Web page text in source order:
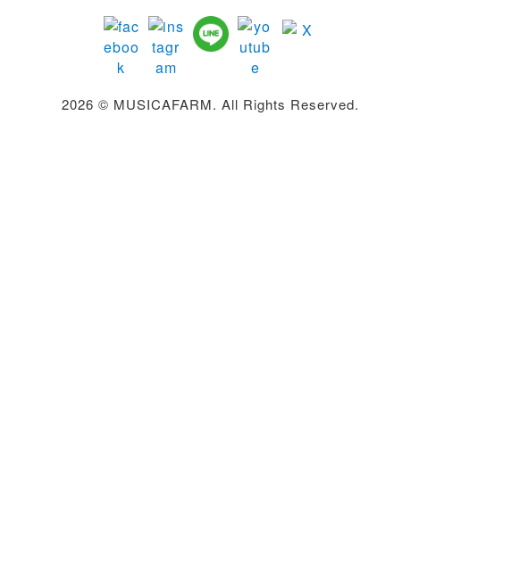
2026 © MUSICAFARM. All Rights Reserved.